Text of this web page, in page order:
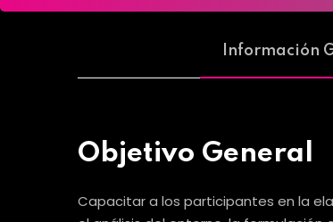
Información
Objetivo General
Capacitar a los participantes en la